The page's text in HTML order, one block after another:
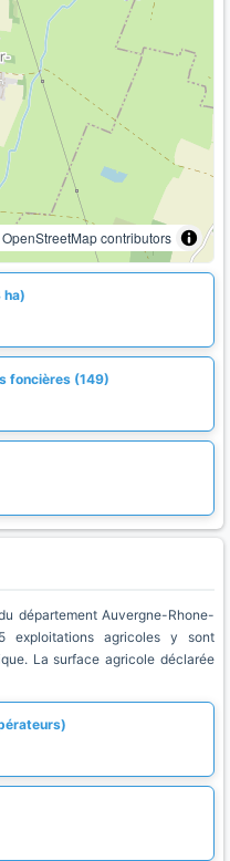
contributors
ha)
foncières (149)
département Auvergne-Rhone-
exploitations agricoles y sont
La surface agricole déclarée